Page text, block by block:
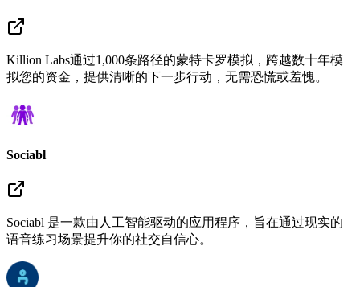
Killion Labs通过1,000条路径的蒙特卡罗模拟，跨越数十年模
拟您的资金，提供清晰的下一步行动，无需恐慌或羞愧。
Sociabl
Sociabl 是一款由人工智能驱动的应用程序，旨在通过现实的
语音练习场景提升你的社交自信心。